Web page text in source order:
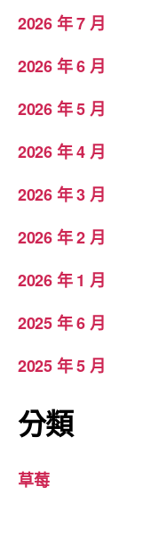
2026 年 7 月
2026 年 6 月
2026 年 5 月
2026 年 4 月
2026 年 3 月
2026 年 2 月
2026 年 1 月
2025 年 6 月
2025 年 5 月
分類
草莓